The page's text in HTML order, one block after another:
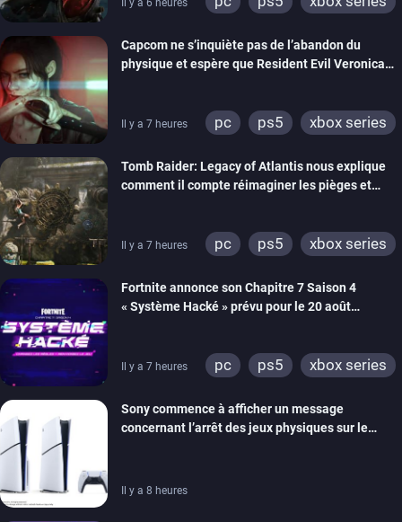
Il y a 6 heures
Capcom ne s’inquiète pas de l’abandon du
physique et espère que Resident Evil Veronica
Il y a 7 heures pc ps5
xbox series
Tomb Raider: Legacy of Atlantis nous explique
comment il compte réimaginer les pièges et
Il y a 7 heures pc ps5
xbox series
Fortnite annonce son Chapitre 7 Saison 4
« Système Hacké » prévu pour le 20 août
Il y a 7 heures pc ps5
xbox series
ps4
xbox one
switch 2
Sony commence à afficher un message
concernant l’arrêt des jeux physiques sur le
Il y a 8 heures